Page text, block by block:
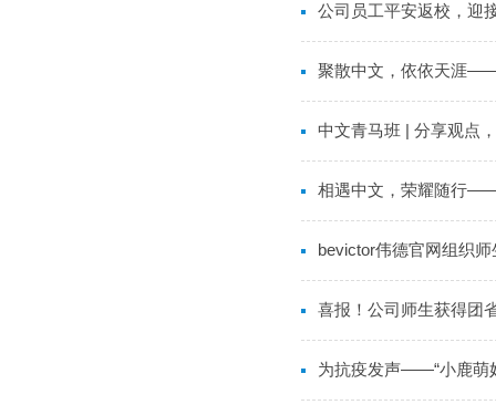
公司员工平安返校，迎
聚散中文，依依天涯
中文青马班 | 分享观点
相遇中文，荣耀随行——
bevictor伟德官网组织师
喜报！公司师生获得团
为抗疫发声——“小鹿萌